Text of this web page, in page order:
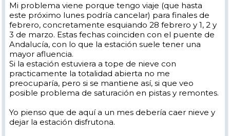
Mi problema viene porque tengo viaje (que hasta
este próximo lunes podría cancelar) para finales de
febrero, concretamente esquiando 28 febrero y 1, 2 y
3 de marzo. Estas fechas coinciden con el puente de
Andalucía, con lo que la estación suele tener una
mayor afluencia.
Si la estación estuviera a tope de nieve con
practicamente la totalidad abierta no me
preocuparía, pero si se mantiene así, si que veo
posible problema de saturación en pistas y remontes.
Yo pienso que de aquí a un mes debería caer nieve y
dejar la estación disfrutona.